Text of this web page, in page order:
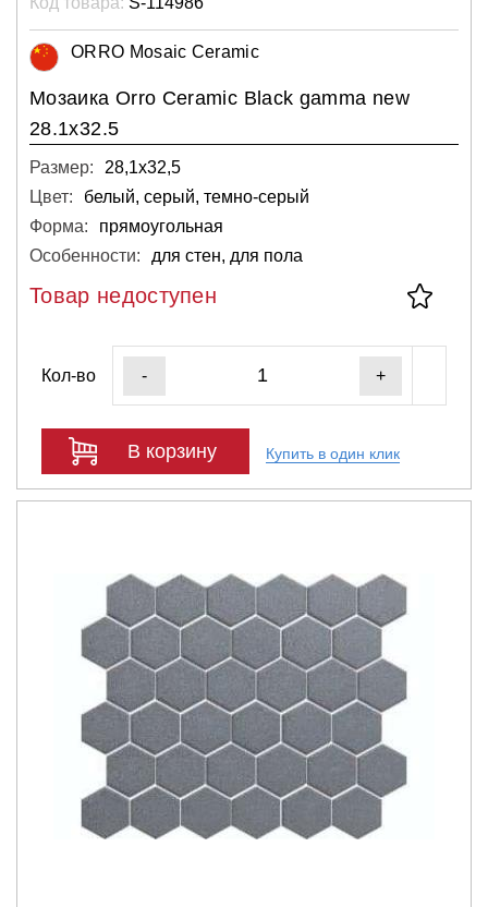
ORRO Mosaic Ceramic
Мозаика Orro Ceramic Black gamma new
28.1х32.5
Размер:
28,1х32,5
Цвет:
белый, серый, темно-серый
Форма:
прямоугольная
Особенности:
для стен, для пола
Товар недоступен
Кол-во - +
В корзину Купить в один клик